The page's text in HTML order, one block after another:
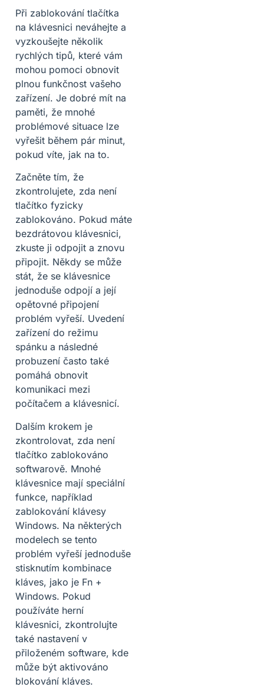
Při zablokování tlačítka
na klávesnici neváhejte a
vyzkoušejte několik
rychlých tipů, které vám
mohou pomoci obnovit
plnou funkčnost vašeho
zařízení. Je dobré mít na
paměti, že mnohé
problémové situace lze
vyřešit během pár minut,
pokud víte, jak na to.
Začněte tím, že
zkontrolujete, zda není
tlačítko fyzicky
zablokováno. Pokud máte
bezdrátovou klávesnici,
zkuste ji odpojit a znovu
připojit. Někdy se může
stát, že se klávesnice
jednoduše odpojí a její
opětovné připojení
problém vyřeší. Uvedení
zařízení do režimu
spánku a následné
probuzení často také
pomáhá obnovit
komunikaci mezi
počítačem a klávesnicí.
Dalším krokem je
zkontrolovat, zda není
tlačítko zablokováno
softwarově. Mnohé
klávesnice mají speciální
funkce, například
zablokování klávesy
Windows. Na některých
modelech se tento
problém vyřeší jednoduše
stisknutím kombinace
kláves, jako je Fn +
Windows. Pokud
používáte herní
klávesnici, zkontrolujte
také nastavení v
přiloženém software, kde
může být aktivováno
blokování kláves.